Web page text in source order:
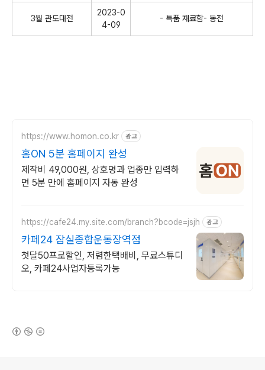
3월 관도대전
2023-0
4-09
- 특품 재료함- 동전
https://www.homon.co.kr 광고
홈ON 5분 홈페이지 완성
제작비 49,000원, 상호명과 업종만 입력하
면 5분 만에 홈페이지 자동 완성
https://cafe24.my.site.com/branch?bcode=jsjh 광고
카페24 잠실종합운동장역점
첫달50프로할인, 저렴한택배비, 무료스튜디
오, 카페24사업자등록가능